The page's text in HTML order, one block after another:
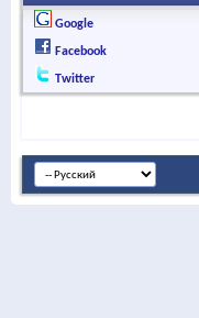
Google
Facebook
Twitter